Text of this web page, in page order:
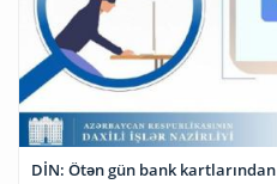
DİN: Ötən gün bank